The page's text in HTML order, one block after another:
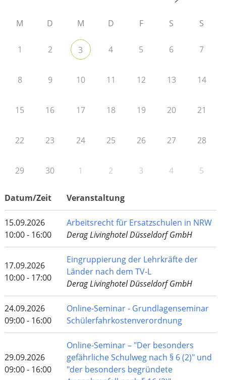
M D M D F S S
1 2 3 4 5 6 7
8 9 10 11 12 13 14
15 16 17 18 19 20 21
22 23 24 25 26 27 28
29 30 1 2 3 4 5
Datum/Zeit Veranstaltung
15.09.2026
10:00 - 16:00
Arbeitsrecht für Ersatzschulen in NRW
Derag Livinghotel Düsseldorf GmbH
17.09.2026
10:00 - 17:00
Eingruppierung der Lehrkräfte der
Länder nach dem TV-L
Derag Livinghotel Düsseldorf GmbH
24.09.2026
09:00 - 16:00
Online-Seminar - Grundlagenseminar
Schülerfahrkostenverordnung
29.09.2026
09:00 - 16:00
Online-Seminar – "Der besonders
gefährliche Schulweg nach § 6 (2)" und
"der besonders begründete